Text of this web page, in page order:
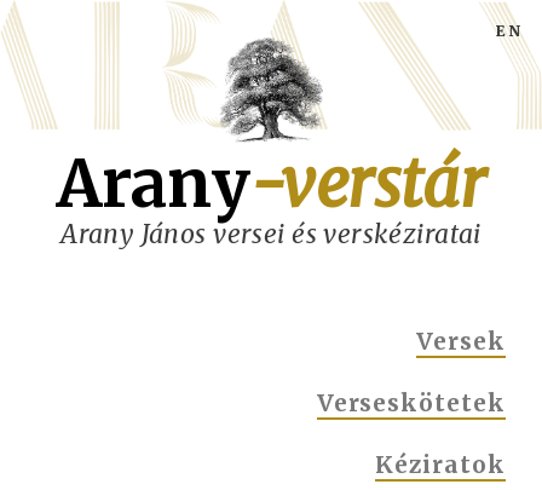
Ugrás
a
tartalomra
Arany-verstár
Arany János versei és verskéziratai
Versek
Verseskötetek
Kéziratok